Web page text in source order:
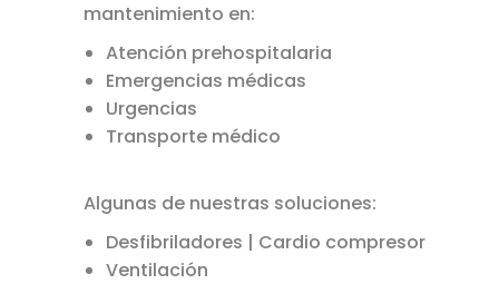
mantenimiento en:
Atención prehospitalaria
Emergencias médicas
Urgencias
Transporte médico
Algunas de nuestras soluciones:
Desfibriladores | Cardio compresor
Ventilación